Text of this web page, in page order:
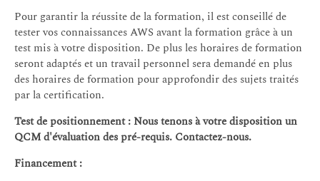
Pour garantir la réussite de la formation, il est conseillé de
tester vos connaissances AWS avant la formation grâce à un
test mis à votre disposition. De plus les horaires de formation
seront adaptés et un travail personnel sera demandé en plus
des horaires de formation pour approfondir des sujets traités
par la certification.
Test de positionnement : Nous tenons à votre disposition un
QCM d'évaluation des pré-requis. Contactez-nous.
Financement :